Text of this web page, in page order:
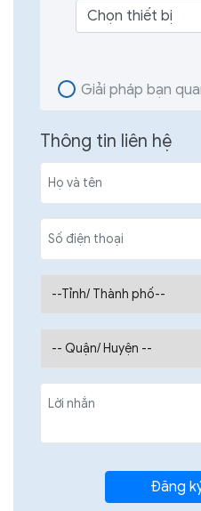
Chọn thiết bị
Giải pháp bạn
Thông tin liên hệ